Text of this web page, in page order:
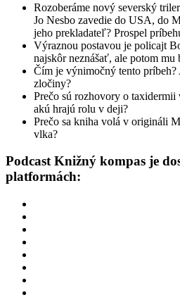
Rozoberáme nový severský triler
Jo Nesbo zavedie do USA, do
jeho prekladateľ? Prospel
Výraznou postavou je policajt
najskôr neznášať, ale potom mu
Čím je výnimočný tento príbeh?
zločiny?
Prečo sú rozhovory o taxidermii
akú hrajú rolu v deji?
Prečo sa kniha volá v origináli
vlka?
Podcast Knižný kompas je
platformách: